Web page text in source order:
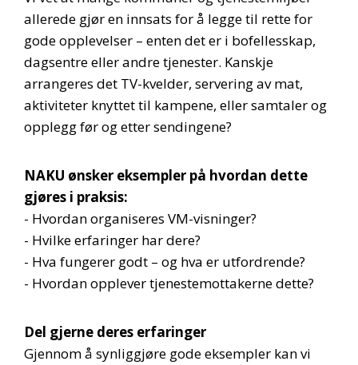
allerede gjør en innsats for å legge til rette for
gode opplevelser – enten det er i bofellesskap,
dagsentre eller andre tjenester. Kanskje
arrangeres det TV-kvelder, servering av mat,
aktiviteter knyttet til kampene, eller samtaler og
opplegg før og etter sendingene?
NAKU ønsker eksempler på hvordan dette
gjøres i praksis:
- Hvordan organiseres VM-visninger?
- Hvilke erfaringer har dere?
- Hva fungerer godt – og hva er utfordrende?
- Hvordan opplever tjenestemottakerne dette?
Del gjerne deres erfaringer
Gjennom å synliggjøre gode eksempler kan vi